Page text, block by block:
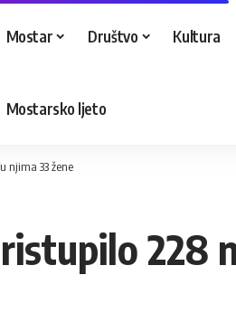
Mostar Društvo Kultura
Mostarsko ljeto
njima 33 žene
228